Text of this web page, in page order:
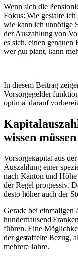
Wenn sich die
Fokus: Wie gestalte
wie kann ich unnötige
der Auszahlung von
es sich, einen
wer gut plant, kann
In diesem Beitrag
Vorsorgegelder
optimal darauf
wissen müssen
Vorsorgekapital aus
Auszahlung einer
nach Kanton und Höhe
der Regel progressiv.
desto höher auch der
Gerade bei einmaligen
hunderttausend
führen. Eine
der gestaffelte Bezug,
mehrere Jahre.